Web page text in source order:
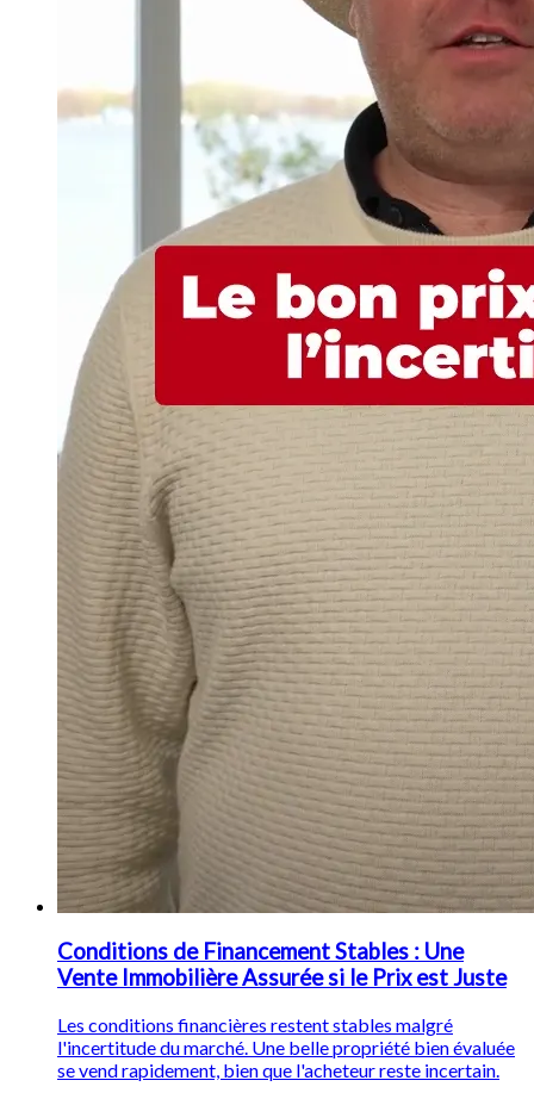
Conditions de Financement Stables : Une
Vente Immobilière Assurée si le Prix est Juste
Les conditions financières restent stables malgré
l'incertitude du marché. Une belle propriété bien évaluée
se vend rapidement, bien que l'acheteur reste incertain.